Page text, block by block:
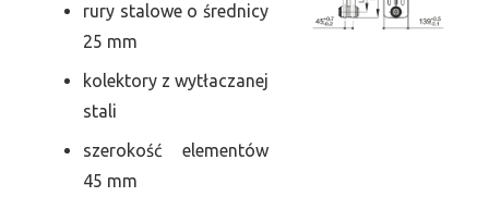
rury stalowe o średnicy
25 mm
kolektory z wytłaczanej
stali
szerokość elementów
45 mm